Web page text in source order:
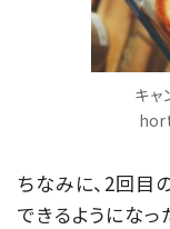
キャ
ちなみに、2回目
できるようになっ